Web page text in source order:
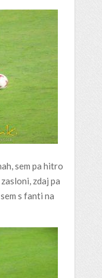
sem pa hitro
zdaj pa
s fanti na